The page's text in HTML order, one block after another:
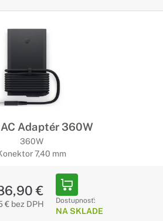
Adaptér 360W
360W
7,40 mm
€
€ bez DPH Dostupnosť:
NA SKLADE